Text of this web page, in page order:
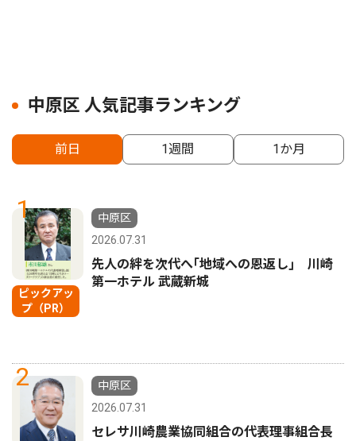
中原区 人気記事ランキング
前日 1週間 1か月
1
ピックアッ
プ（PR）
中原区
2026.07.31
先人の絆を次代へ｢地域への恩返し｣ 川崎
第一ホテル 武蔵新城
2
中原区
2026.07.31
セレサ川崎農業協同組合の代表理事組合長